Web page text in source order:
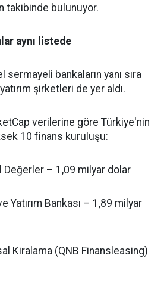
takibinde bulunuyor.
aynı listede
bankaların yanı sıra
şirketleri de yer aldı.
verilerine göre Türkiye'nin
10 finans kuruluşu:
Değerler – 1,09 milyar dolar
Yatırım Bankası – 1,89 milyar
Kiralama (QNB Finansleasing)